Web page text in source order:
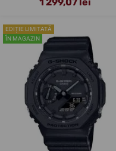
EDIȚIE LIMITATĂ
ÎN MAGAZIN